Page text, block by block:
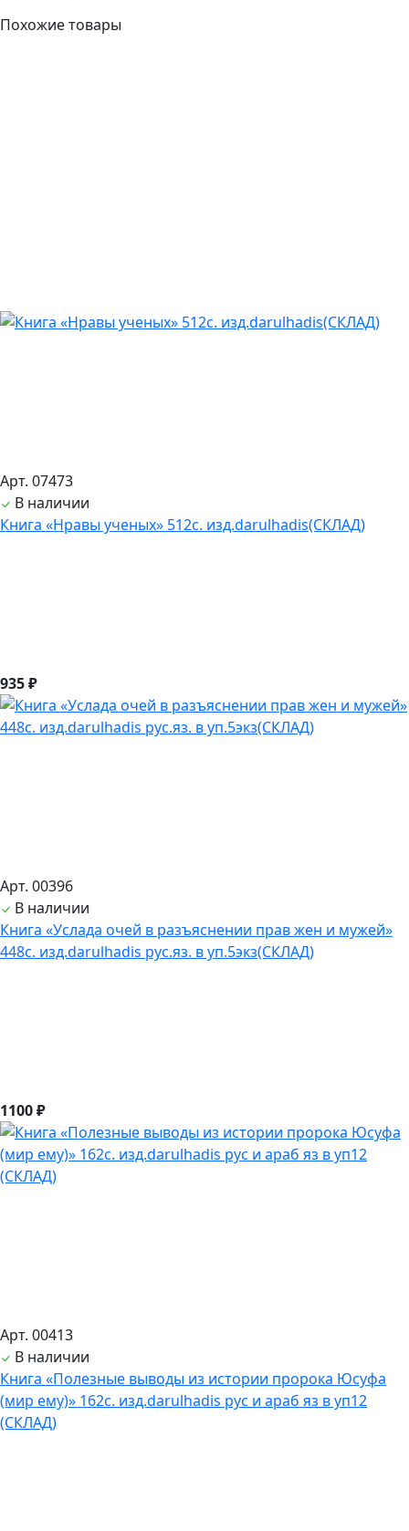
Похожие товары
Арт. 07473
В наличии
Книга «Нравы ученых» 512с. изд.darulhadis(СКЛАД)
935 ₽
Арт. 00396
В наличии
Книга «Услада очей в разъяснении прав жен и мужей»
448с. изд.darulhadis рус.яз. в уп.5экз(СКЛАД)
1100 ₽
Арт. 00413
В наличии
Книга «Полезные выводы из истории пророка Юсуфа
(мир ему)» 162с. изд.darulhadis рус и араб яз в уп12
(СКЛАД)